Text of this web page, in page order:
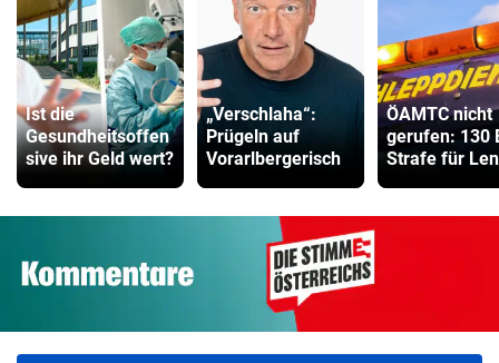
Ist die
Gesundheitsoffen
sive ihr Geld wert?
„Verschlaha“:
Prügeln auf
Vorarlbergerisch
ÖAMTC nicht
gerufen: 130
Strafe für